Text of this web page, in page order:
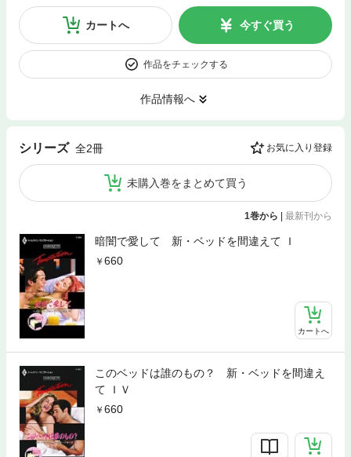
カートへ 今すぐ買う
作品をチェックする
作品情報へ
シリーズ 全2冊 お気に入り登録
未購入巻をまとめて買う
1巻から 最新刊から
暗闇で愛して 新・ベッドを間違えて Ｉ
660
カートへ
このベッドは誰のもの？ 新・ベッドを間違え
て ＩＶ
660